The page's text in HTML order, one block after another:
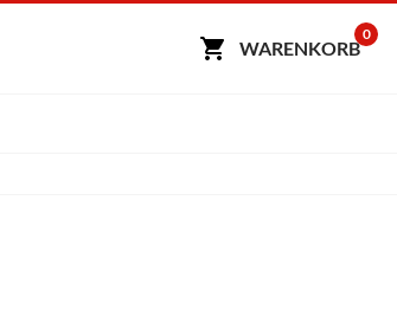
WARENKORB
0